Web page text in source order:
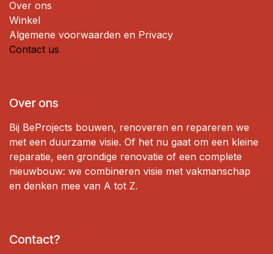
Over ons
Winkel
Algemene voorwaarden en Privacy
Contact us
Over ons
Bij BeProjects bouwen, renoveren en repareren we
met een duurzame visie. Of het nu gaat om een ​​kleine
reparatie, een grondige renovatie of een complete
nieuwbouw: we combineren visie met vakmanschap
en denken mee van A tot Z.
Contact?